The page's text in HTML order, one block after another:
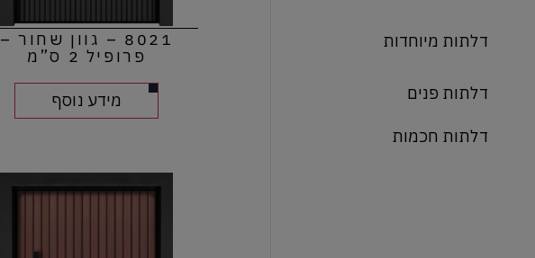
דלתות מיוחדות
דלתות פנים
דלתות חכמות
8021 – גוון שחור –
פרופיל 2 ס”מ
מידע נוסף